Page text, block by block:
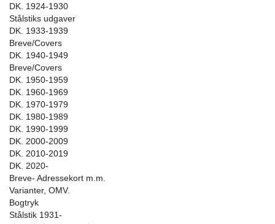
DK. 1924-1930
Stålstiks udgaver
DK. 1933-1939
Breve/Covers
DK. 1940-1949
Breve/Covers
DK. 1950-1959
DK. 1960-1969
DK. 1970-1979
DK. 1980-1989
DK. 1990-1999
DK. 2000-2009
DK. 2010-2019
DK. 2020-
Breve- Adressekort m.m.
Varianter, OMV.
Bogtryk
Stålstik 1931-